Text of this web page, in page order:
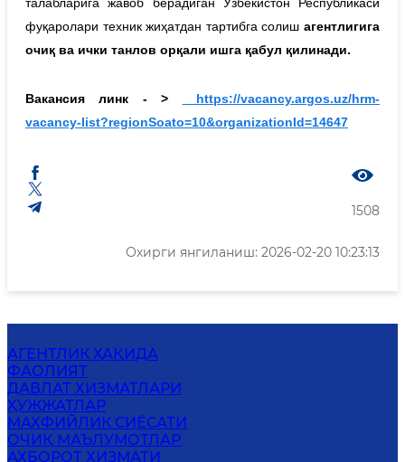
фуқаролари техник жиҳатдан тартибга солиш агентлигига
очиқ ва ички танлов орқали ишга қабул қилинади.
Вакансия линк - > https://vacancy.argos.uz/hrm-
vacancy-list?regionSoato=10&organizationId=14647
1508
Охирги янгиланиш: 2026-02-20 10:23:13
АГЕНТЛИК ҲАҚИДА
ФАОЛИЯТ
ДАВЛАТ ХИЗМАТЛАРИ
ҲУЖЖАТЛАР
MАХФИЙЛИК СИЁСАТИ
ОЧИҚ МАЪЛУМОТЛАР
АХБОРОТ ХИЗМАТИ